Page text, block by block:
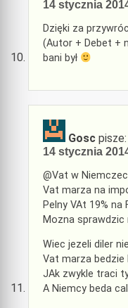
14 stycznia
Dzięki za
(Autor + Debet +
bani był
Gosc pisze:
14 stycznia
@Vat w
Vat marza na
Pelny VAt 19% na
Mozna sprawdzic
Wiec jezeli diler
Vat marza bedzie
JAk zwykle traci
A Niemcy beda